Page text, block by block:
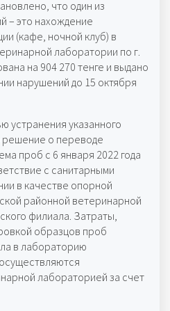
что один из
– это нахождение
(кафе, ночной клуб) в
лаборатории по г.
на 904 270 тенге и выдано
нарушений до 15 октября
устранения указанного
о переводе
проб с 6 января 2022 года
с санитарными
в качестве опорной
районной ветеринарной
филиала. Затраты,
образцов проб
в лабораторию
лабораторией за счет